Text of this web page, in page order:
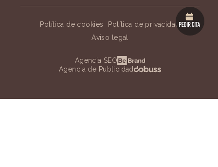
Política de cookies
Política de privacidad
Aviso legal
Agencia SEO
Agencia de Publicidad